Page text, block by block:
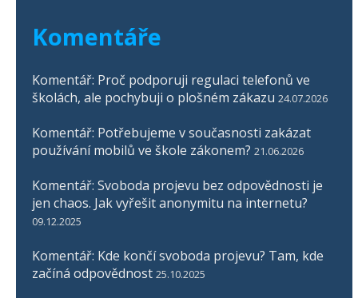
Komentáře
Komentář: Proč podporuji regulaci telefonů ve
školách, ale pochybuji o plošném zákazu 24.07.2026
Komentář: Potřebujeme v současnosti zakázat
používání mobilů ve škole zákonem? 21.06.2026
Komentář: Svoboda projevu bez odpovědnosti je
jen chaos. Jak vyřešit anonymitu na internetu?
09.12.2025
Komentář: Kde končí svoboda projevu? Tam, kde
začíná odpovědnost 25.10.2025